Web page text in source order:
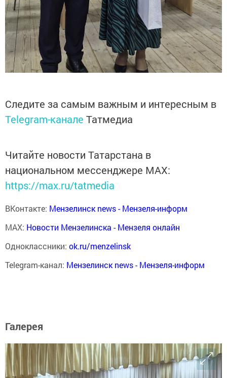
Следите за самым важным и интересным в
Telegram-канале Татмедиа
Читайте новости Татарстана в
национальном мессенджере MАХ:
https://max.ru/tatmedia
ВКонтакте: Мензелинск news - Мензеля-информ
MAX: Новости Мензелинска - Мензеля онлайн
Одноклассники: ok.ru/menzelinsk
Telegram-канал: Мензелинск news - Мензеля-информ
Галерея